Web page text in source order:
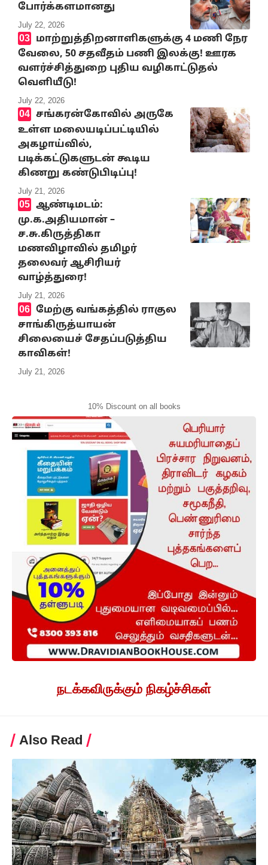
போர்க்களமானது
July 22, 2026
மாற்றுத்திறனாளிகளுக்கு 4 மணி நேர
வேலை, 50 சதவீதம் பணி இலக்கு! ஊரக
வளர்ச்சித்துறை புதிய வழிகாட்டுதல்
வெளியீடு!
July 22, 2026
சங்கரன்கோவில் அருகே
உள்ள மலையடிப்பட்டியில்
அகழாய்வில்,
படிக்கட்டுகளுடன் கூடிய
கிணறு கண்டுபிடிப்பு!
July 21, 2026
ஆண்டிமடம்:
மு.க.அதியமான் –
ச.சு.கிருத்திகா
மணவிழாவில் தமிழர்
தலைவர் ஆசிரியர்
வாழ்த்துரை!
July 21, 2026
மேற்கு வங்கத்தில் ராகுல
சாங்கிருத்யாயன்
சிலையைச் சேதப்படுத்திய
காவிகள்!
July 21, 2026
10% Discount on all books
நடக்கவிருக்கும் நிகழ்ச்சிகள்
Also Read